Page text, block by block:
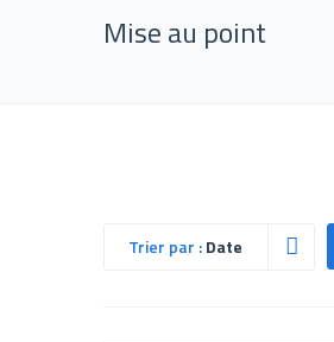
Mise au point
Trier par :Date